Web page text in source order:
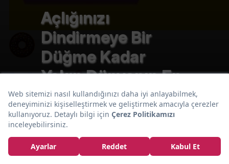
Açlığınızı
Dindirmeye Bir
Düğme Kadar
Yakın Dünyanın En
Garip 15 Yiyecek
Otomatı
Begüm Kılıççı
EDİTOR
Takip et
Sıkça Yenen Konular